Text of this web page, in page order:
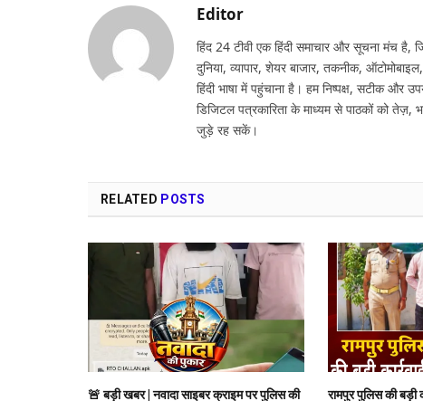
Editor
हिंद 24 टीवी एक हिंदी समाचार और सूचना मंच है,
दुनिया, व्यापार, शेयर बाजार, तकनीक,
हिंदी भाषा में पहुंचाना है। हम निष्पक्ष, सटीक और
डिजिटल पत्रकारिता के माध्यम से पाठकों को तेज़,
जुड़े रह सकें।
RELATED POSTS
🚨 बड़ी खबर | नवादा साइबर क्राइम पर पुलिस की रामपुर पुलिस की बड़ी